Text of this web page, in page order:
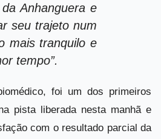
Anhanguera e
seu trajeto num
mais tranquilo e
tempo”.
foi um dos primeiros
pista liberada nesta manhã e
com o resultado parcial da